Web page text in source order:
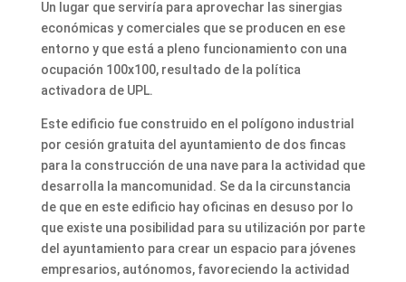
Un lugar que serviría para aprovechar las sinergias
económicas y comerciales que se producen en ese
entorno y que está a pleno funcionamiento con una
ocupación 100x100, resultado de la política
activadora de UPL.
Este edificio fue construido en el polígono industrial
por cesión gratuita del ayuntamiento de dos fincas
para la construcción de una nave para la actividad que
desarrolla la mancomunidad. Se da la circunstancia
de que en este edificio hay oficinas en desuso por lo
que existe una posibilidad para su utilización por parte
del ayuntamiento para crear un espacio para jóvenes
empresarios, autónomos, favoreciendo la actividad